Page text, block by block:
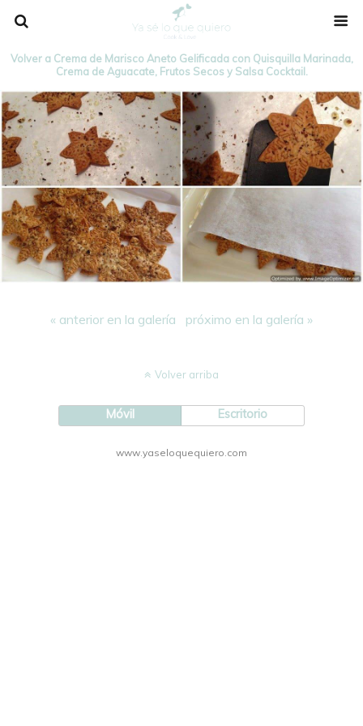
Volver a Crema de Marisco Aneto Gelificada con Quisquilla Marinada,
Crema de Aguacate, Frutos Secos y Salsa Cocktail.
« anterior en la galería próximo en la galería »
Volver arriba
Móvil Escritorio
www.yaseloquequiero.com